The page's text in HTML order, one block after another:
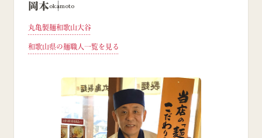
岡本okamoto
丸亀製麺和歌山大谷
和歌山県の麺職人一覧を見る